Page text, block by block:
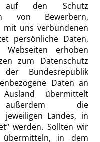
den Schutz
von Bewerbern,
uns verbundenen
persönliche Daten,
erhoben
zum Datenschutz
Bundesrepublik
Daten an
Ausland übermittelt
die
jeweiligen Landes, in
werden. Sollten wir
in dem